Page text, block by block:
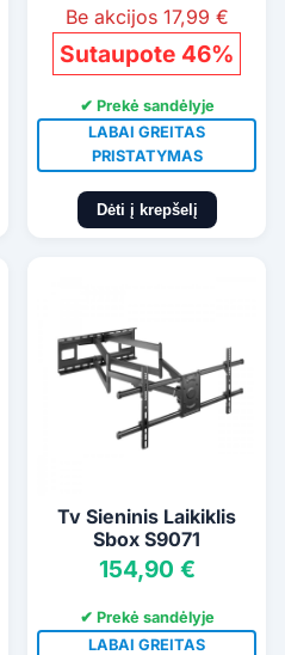
Be akcijos 17,99 €
Sutaupote 46%
✔ Prekė sandėlyje
LABAI GREITAS
PRISTATYMAS
Dėti į krepšelį
Tv Sieninis Laikiklis
Sbox S9071
154,90 €
✔ Prekė sandėlyje
LABAI GREITAS